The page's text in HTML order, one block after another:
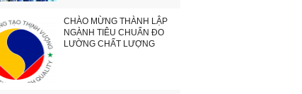
CHÀO MỪNG THÀNH LẬP
NGÀNH TIÊU CHUẨN ĐO
LƯỜNG CHẤT LƯỢNG